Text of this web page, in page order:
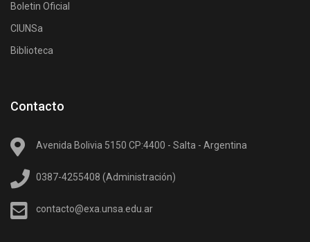
Boletin Oficial
CIUNSa
Biblioteca
Contacto
Avenida Bolivia 5150 CP:4400 - Salta - Argentina
0387-4255408 (Administración)
contacto@exa.unsa.edu.ar